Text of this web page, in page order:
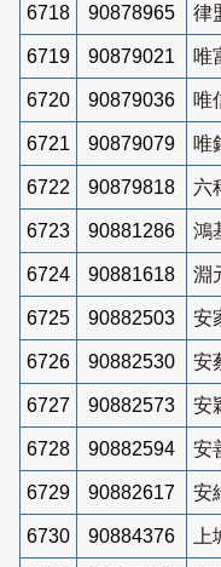
6718 90878965 律
6719 90879021 唯
6720 90879036 唯
6721 90879079 唯
6722 90879818 六
6723 90881286 鴻
6724 90881618 淵
6725 90882503 安
6726 90882530 安
6727 90882573 安
6728 90882594 安
6729 90882617 安
6730 90884376